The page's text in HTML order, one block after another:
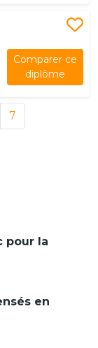
Comparer ce
diplôme
7